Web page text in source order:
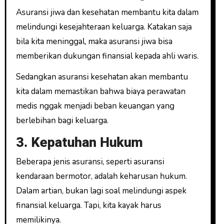
Asuransi jiwa dan kesehatan membantu kita dalam
melindungi kesejahteraan keluarga. Katakan saja
bila kita meninggal, maka asuransi jiwa bisa
memberikan dukungan finansial kepada ahli waris.
Sedangkan asuransi kesehatan akan membantu
kita dalam memastikan bahwa biaya perawatan
medis nggak menjadi beban keuangan yang
berlebihan bagi keluarga.
3. Kepatuhan Hukum
Beberapa jenis asuransi, seperti asuransi
kendaraan bermotor, adalah keharusan hukum.
Dalam artian, bukan lagi soal melindungi aspek
finansial keluarga. Tapi, kita kayak harus
memilikinya.